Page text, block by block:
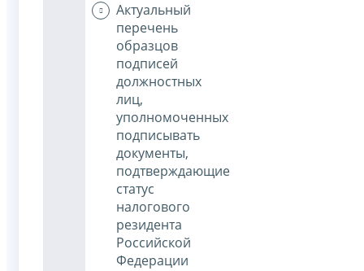
Актуальный
перечень
образцов
подписей
должностных
лиц,
уполномоченных
подписывать
документы,
подтверждающие
статус
налогового
резидента
Российской
Федерации